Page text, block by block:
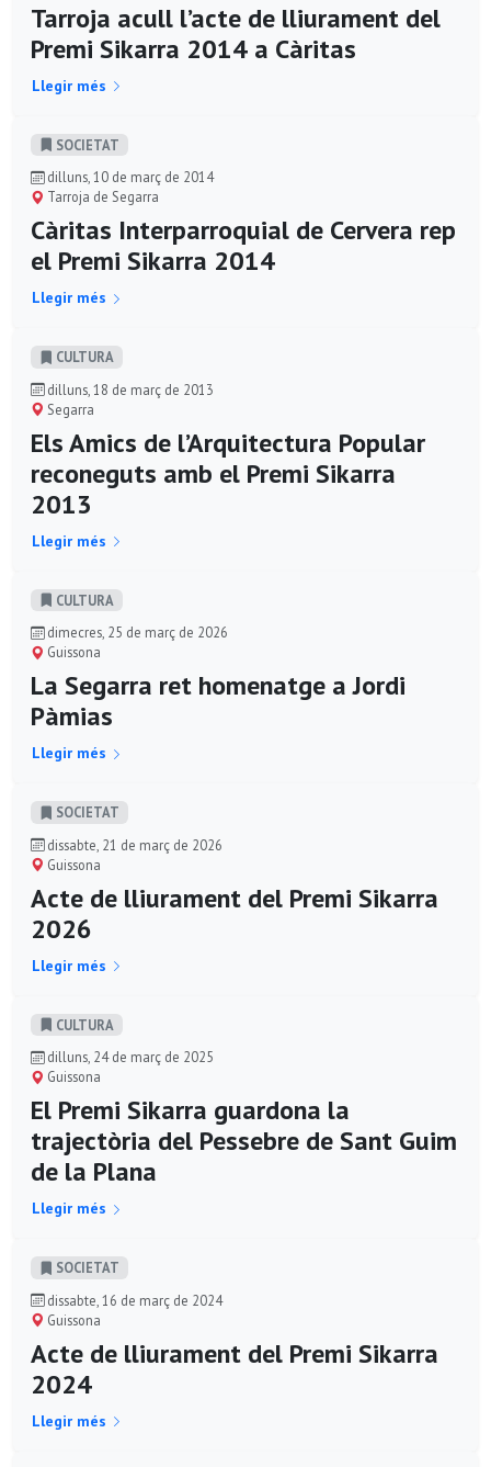
Tarroja acull l’acte de lliurament del
Premi Sikarra 2014 a Càritas
Llegir més
SOCIETAT
dilluns, 10 de març de 2014
Tarroja de Segarra
Càritas Interparroquial de Cervera rep
el Premi Sikarra 2014
Llegir més
CULTURA
dilluns, 18 de març de 2013
Segarra
Els Amics de l’Arquitectura Popular
reconeguts amb el Premi Sikarra
2013
Llegir més
CULTURA
dimecres, 25 de març de 2026
Guissona
La Segarra ret homenatge a Jordi
Pàmias
Llegir més
SOCIETAT
dissabte, 21 de març de 2026
Guissona
Acte de lliurament del Premi Sikarra
2026
Llegir més
CULTURA
dilluns, 24 de març de 2025
Guissona
El Premi Sikarra guardona la
trajectòria del Pessebre de Sant Guim
de la Plana
Llegir més
SOCIETAT
dissabte, 16 de març de 2024
Guissona
Acte de lliurament del Premi Sikarra
2024
Llegir més